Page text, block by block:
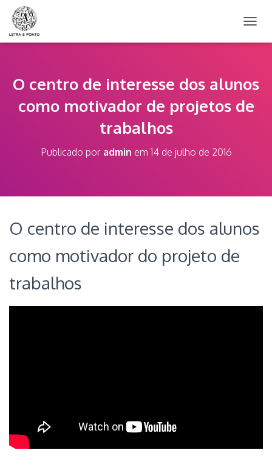
L
N
R
O centro de interesse dos alunos
como motivador de projetos de
trabalhos
Publicado por admin em 14 de julho de 2016
O centro de interesse dos alunos
como motivador do projeto de
trabalhos